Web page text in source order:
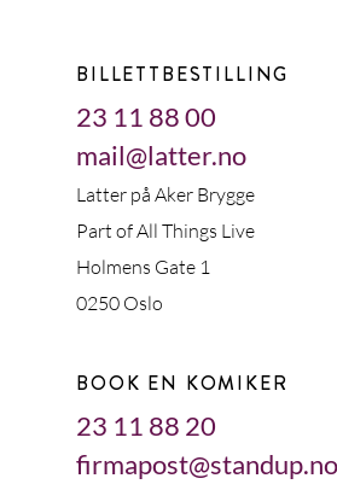
BILLETTBESTILLING
23 11 88 00
mail@latter.no
Latter på Aker Brygge
Part of All Things Live
Holmens Gate 1
0250 Oslo
BOOK EN KOMIKER
23 11 88 20
firmapost@standup.no